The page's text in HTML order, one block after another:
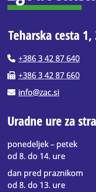
Teharska cesta
+386 3 42 87 640
+386 3 42 87 660
info@zac.si
Uradne ure za
ponedeljek – petek
od 8. do 14. ure
dan pred praznikom
od 8. do 13. ure